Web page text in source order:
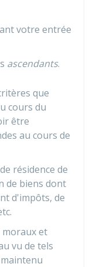
votre entrée
ascendants.
que
cours du
être
au cours de
résidence de
de biens dont
d'impôts, de
moraux et
vu de tels